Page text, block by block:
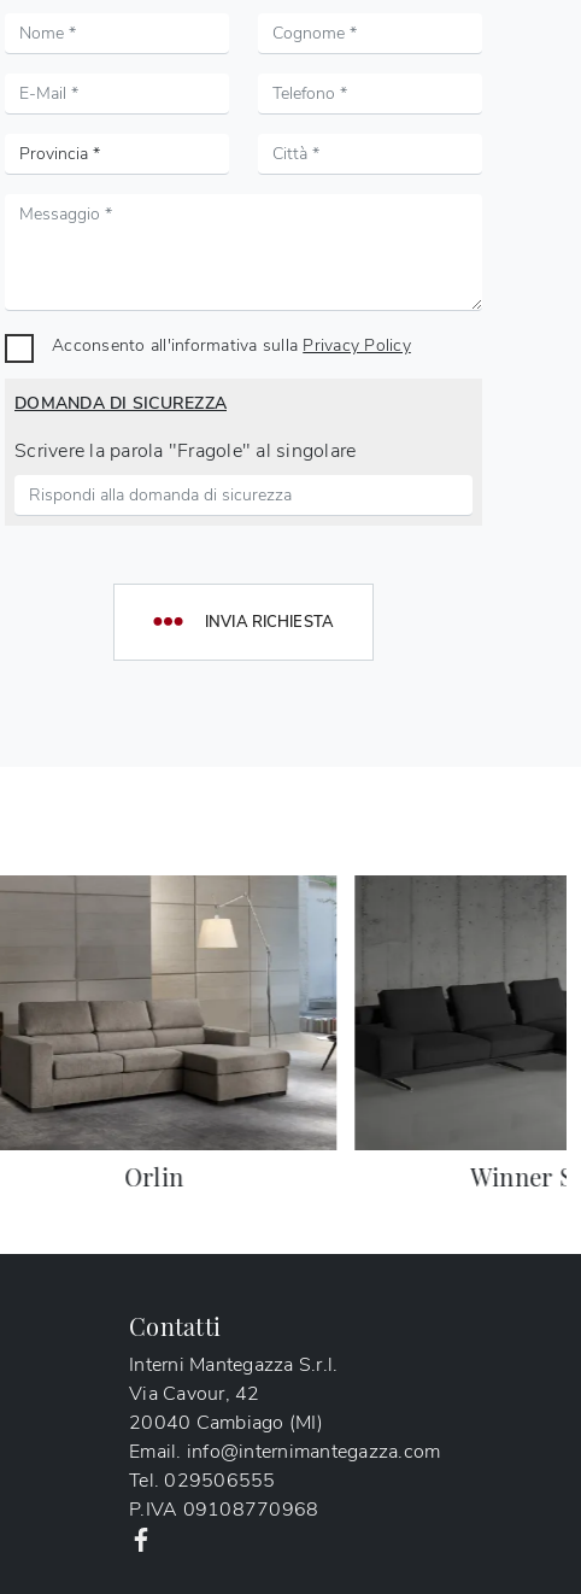
Acconsento all'informativa sulla Privacy Policy
DOMANDA DI SICUREZZA
Scrivere la parola "Fragole" al singolare
INVIA RICHIESTA
Orlin Winner
Contatti
Interni Mantegazza S.r.l.
Via Cavour, 42
20040 Cambiago (MI)
Email. info@internimantegazza.com
Tel. 029506555
P.IVA 09108770968